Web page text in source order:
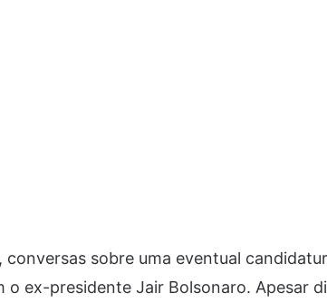
conversas sobre uma eventual
o ex-presidente Jair Bolsonaro. Apesar